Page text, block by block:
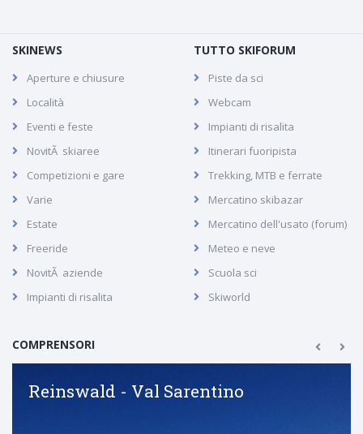
SKINEWS
Aperture e chiusure
Località
Eventi e feste
NovitÃ skiaree
Competizioni e gare
Varie
Estate
Freeride
NovitÃ aziende
Impianti di risalita
TUTTO SKIFORUM
Piste da sci
Webcam
Impianti di risalita
Itinerari fuoripista
Trekking, MTB e ferrate
Mercatino skibazar
Mercatino dell'usato (forum)
Meteo e neve
Scuola sci
Skiworld
COMPRENSORI
Reinswald - Val Sarentino